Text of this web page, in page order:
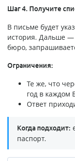
Шаг 4. Получите
В письме будет
история. Дальше —
бюро,
Ограничения:
Те же, что
год в каждом
Ответ
Когда подходит:
паспорт.